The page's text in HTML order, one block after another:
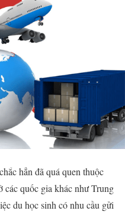
hẳn đã quá quen thuộc
các quốc gia khác như Trung
du học sinh có nhu cầu gửi